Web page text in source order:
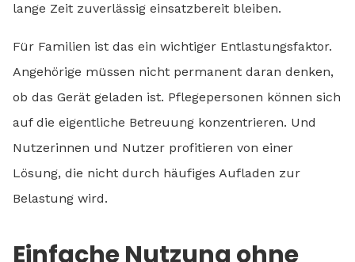
lange Zeit zuverlässig einsatzbereit bleiben.
Für Familien ist das ein wichtiger Entlastungsfaktor.
Angehörige müssen nicht permanent daran denken,
ob das Gerät geladen ist. Pflegepersonen können sich
auf die eigentliche Betreuung konzentrieren. Und
Nutzerinnen und Nutzer profitieren von einer
Lösung, die nicht durch häufiges Aufladen zur
Belastung wird.
Einfache Nutzung ohne